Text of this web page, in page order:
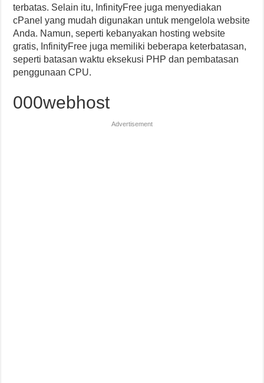
terbatas. Selain itu, InfinityFree juga menyediakan
cPanel yang mudah digunakan untuk mengelola website
Anda. Namun, seperti kebanyakan hosting website
gratis, InfinityFree juga memiliki beberapa keterbatasan,
seperti batasan waktu eksekusi PHP dan pembatasan
penggunaan CPU.
000webhost
Advertisement